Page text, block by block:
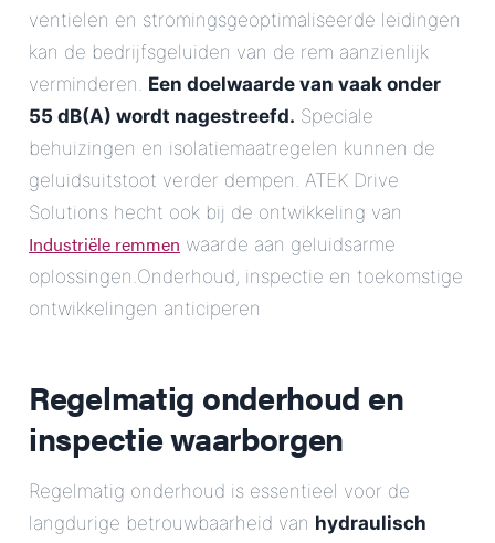
ventielen en stromingsgeoptimaliseerde leidingen
kan de bedrijfsgeluiden van de rem aanzienlijk
verminderen. Een doelwaarde van vaak onder
55 dB(A) wordt nagestreefd. Speciale
behuizingen en isolatiemaatregelen kunnen de
geluidsuitstoot verder dempen. ATEK Drive
Solutions hecht ook bij de ontwikkeling van
Industriële remmen waarde aan geluidsarme
oplossingen.Onderhoud, inspectie en toekomstige
ontwikkelingen anticiperen
Regelmatig onderhoud en
inspectie waarborgen
Regelmatig onderhoud is essentieel voor de
langdurige betrouwbaarheid van hydraulisch